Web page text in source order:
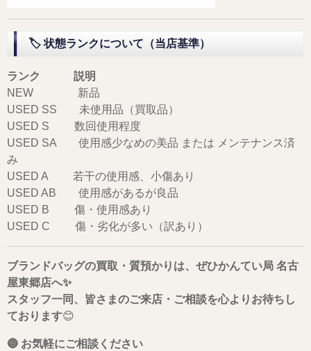
🏷 状態ランクについて（当店基準）
ランク 説明
NEW 新品
USED SS 未使用品（買取品）
USED S 数回使用程度
USED SA 使用感少なめの美品 または メンテナンス済
み
USED A 若干の使用感、小傷あり
USED AB 使用感があるが良品
USED B 傷・使用感あり
USED C 傷・劣化が多い（訳あり）
ブランドバッグの買取・質預かりは、ぜひかんてい局 名古
屋東郷店へ✨
スタッフ一同、皆さまのご来店・ご相談を心よりお待ちし
ております😊
🔵 お気軽にご相談ください